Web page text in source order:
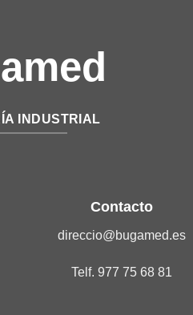
INDUSTRIAL
Contacto
direccio@bugamed.es
Telf. 977 75 68 81